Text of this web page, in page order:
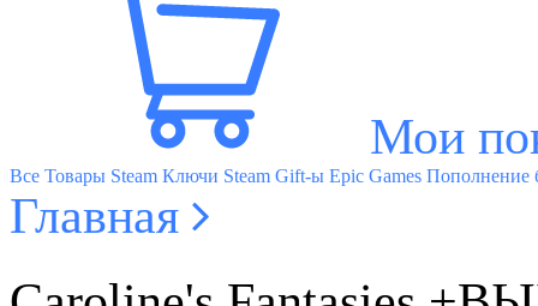
Мои
Все Товары Steam Ключи Steam Gift-ы Epic Games Пополнение
Главная